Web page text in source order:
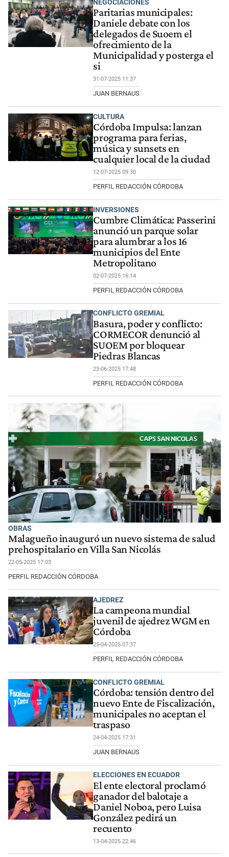
NEGOCIACIONES
Paritarias municipales:
Daniele debate con los
delegados de Suoem el
ofrecimiento de la
Municipalidad y posterga el
si
31-07-2025 11:37
JUAN BERNAUS
CULTURA
Córdoba Impulsa: lanzan
programa para ferias,
música y sunsets en
cualquier local de la ciudad
12-07-2025 09:30
PERFIL REDACCIÓN CÓRDOBA
INVERSIONES
Cumbre Climática: Passerini
anunció un parque solar
para alumbrar a los 16
municipios del Ente
Metropolitano
02-07-2025 16:14
PERFIL REDACCIÓN CÓRDOBA
CONFLICTO GREMIAL
Basura, poder y conflicto:
CORMECOR denunció al
SUOEM por bloquear
Piedras Blancas
23-06-2025 17:48
PERFIL REDACCIÓN CÓRDOBA
OBRAS
Malagueño inauguró un nuevo sistema de salud
prehospitalario en Villa San Nicolás
22-05-2025 17:03
PERFIL REDACCIÓN CÓRDOBA
AJEDREZ
La campeona mundial
juvenil de ajedrez WGM en
Córdoba
25-04-2025 07:37
PERFIL REDACCIÓN CÓRDOBA
CONFLICTO GREMIAL
Córdoba: tensión dentro del
nuevo Ente de Fiscalización,
municipales no aceptan el
traspaso
24-04-2025 17:31
JUAN BERNAUS
ELECCIONES EN ECUADOR
El ente electoral proclamó
ganador del balotaje a
Daniel Noboa, pero Luisa
González pedirá un
recuento
13-04-2025 22:46